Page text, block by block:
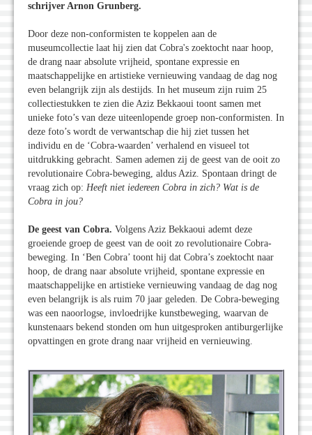
schrijver Arnon Grunberg.
Door deze non-conformisten te koppelen aan de
museumcollectie laat hij zien dat Cobra's zoektocht naar hoop,
de drang naar absolute vrijheid, spontane expressie en
maatschappelijke en artistieke vernieuwing vandaag de dag nog
even belangrijk zijn als destijds. In het museum zijn ruim 25
collectiestukken te zien die Aziz Bekkaoui toont samen met
unieke foto’s van deze uiteenlopende groep non-conformisten. In
deze foto’s wordt de verwantschap die hij ziet tussen het
individu en de ‘Cobra-waarden’ verhalend en visueel tot
uitdrukking gebracht. Samen ademen zij de geest van de ooit zo
revolutionaire Cobra-beweging, aldus Aziz. Spontaan dringt de
vraag zich op: Heeft niet iedereen Cobra in zich? Wat is de
Cobra in jou?
De geest van Cobra. Volgens Aziz Bekkaoui ademt deze
groeiende groep de geest van de ooit zo revolutionaire Cobra-
beweging. In ‘Ben Cobra’ toont hij dat Cobra’s zoektocht naar
hoop, de drang naar absolute vrijheid, spontane expressie en
maatschappelijke en artistieke vernieuwing vandaag de dag nog
even belangrijk is als ruim 70 jaar geleden. De Cobra-beweging
was een naoorlogse, invloedrijke kunstbeweging, waarvan de
kunstenaars bekend stonden om hun uitgesproken antiburgerlijke
opvattingen en grote drang naar vrijheid en vernieuwing.